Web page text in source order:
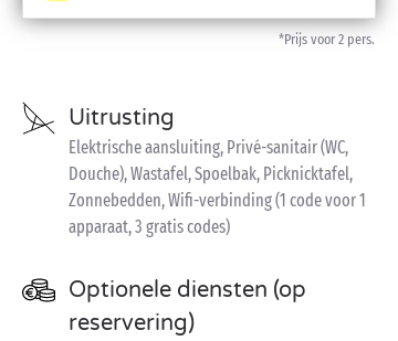
*Prijs voor 2 pers.
Uitrusting
Elektrische aansluiting, Privé-sanitair (WC,
Douche), Wastafel, Spoelbak, Picknicktafel,
Zonnebedden, Wifi-verbinding (1 code voor 1
apparaat, 3 gratis codes)
Optionele diensten (op
reservering)